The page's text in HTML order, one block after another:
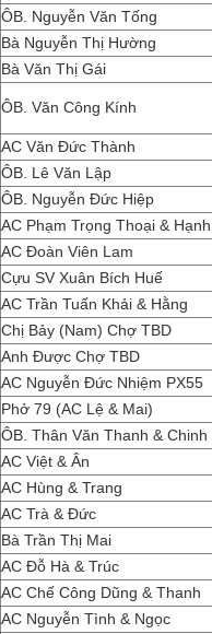
ÔB. Nguyễn Văn Tống
Bà Nguyễn Thị Hường
Bà Văn Thị Gái
ÔB. Văn Công Kính
AC Văn Đức Thành
ÔB. Lê Văn Lập
ÔB. Nguyễn Đức Hiệp
AC Phạm Trọng Thoại & Hạnh
AC Đoàn Viên Lam
Cựu SV Xuân Bích Huế
AC Trần Tuấn Khải & Hằng
Chị Bảy (Nam) Chợ TBD
Anh Được Chợ TBD
AC Nguyễn Đức Nhiệm PX55
Phở 79 (AC Lệ & Mai)
ÔB. Thân Văn Thanh & Chinh
AC Việt & Ân
AC Hùng & Trang
AC Trà & Đức
Bà Trần Thị Mai
AC Đỗ Hà & Trúc
AC Chế Công Dũng & Thanh
AC Nguyễn Tình & Ngọc